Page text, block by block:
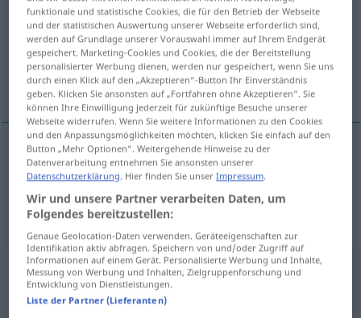
Übersicht aller Übersetzungen
(Für mehr Details die Übersetzung anklicken/antippen)
vår, bolster
vårn Inlett
bolstern Inlett
funktionale und statistische Cookies, die für den Betrieb der Webseite
und der statistischen Auswertung unserer Webseite erforderlich sind,
werden auf Grundlage unserer Vorauswahl immer auf Ihrem Endgerät
gespeichert. Marketing-Cookies und Cookies, die der Bereitstellung
personalisierter Werbung dienen, werden nur gespeichert, wenn Sie uns
durch einen Klick auf den „Akzeptieren“-Button Ihr Einverständnis
geben. Klicken Sie ansonsten auf „Fortfahren ohne Akzeptieren“. Sie
können Ihre Einwilligung jederzeit für zukünftige Besuche unserer
Webseite widerrufen. Wenn Sie weitere Informationen zu den Cookies
und den Anpassungsmöglichkeiten möchten, klicken Sie einfach auf den
Button „Mehr Optionen“. Weitergehende Hinweise zu der
Datenverarbeitung entnehmen Sie ansonsten unserer
Datenschutzerklärung. Hier finden Sie unserImpressum.
Wir und unsere Partner verarbeiten Daten, um
Folgendes bereitzustellen:
Genaue Geolocation-Daten verwenden. Geräteeigenschaften zur
Identifikation aktiv abfragen. Speichern von und/oder Zugriff auf
Informationen auf einem Gerät. Personalisierte Werbung und Inhalte,
Messung von Werbung und Inhalten, Zielgruppenforschung und
Entwicklung von Dienstleistungen.
Liste der Partner (Lieferanten)